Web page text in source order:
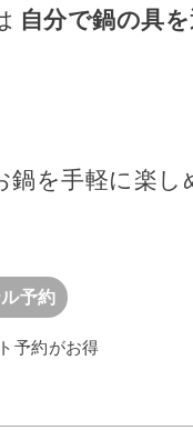
自分で鍋の具
鍋を手軽に楽し
予約